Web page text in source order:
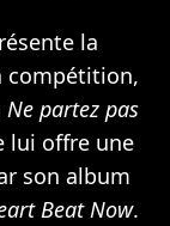
la
compétition,
Ne partez pas
lui offre une
son album
Beat Now.